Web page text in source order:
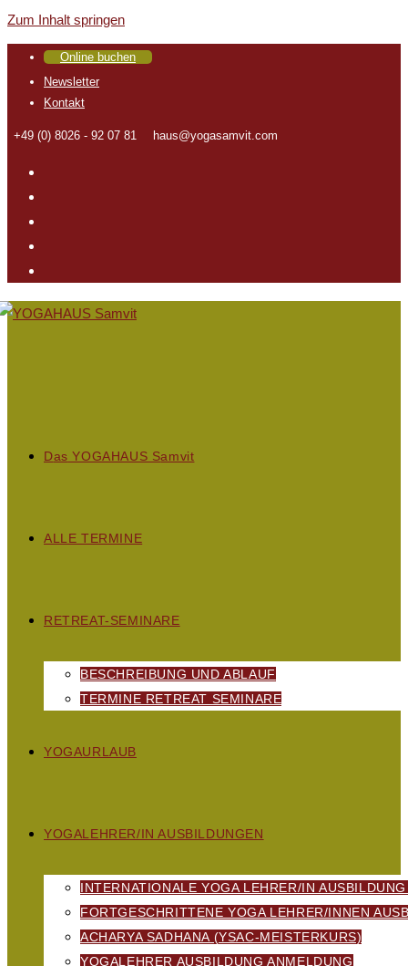
Zum Inhalt springen
Online buchen
Newsletter
Kontakt
+49 (0) 8026 - 92 07 81 haus@yogasamvit.com
Das YOGAHAUS Samvit
ALLE TERMINE
RETREAT-SEMINARE
BESCHREIBUNG UND ABLAUF
TERMINE RETREAT SEMINARE
YOGAURLAUB
YOGALEHRER/IN AUSBILDUNGEN
INTERNATIONALE YOGA LEHRER/IN
FORTGESCHRITTENE YOGA LEHRER/INNEN
ACHARYA SADHANA (YSAC-MEISTERKURS)
YOGALEHRER AUSBILDUNG ANMELDUNG